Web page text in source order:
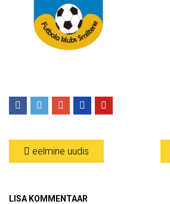
eelmine uudis
LISA KOMMENTAAR